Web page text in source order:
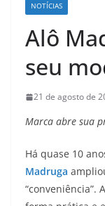
NOTÍCIAS
Alô
seu
21 de agosto de
Marca abre sua
Há quase 10
Madruga
“conveniência”.